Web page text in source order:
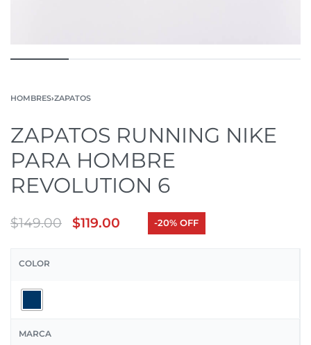
HOMBRES›ZAPATOS
ZAPATOS RUNNING NIKE
PARA HOMBRE
REVOLUTION 6
$149.00 $119.00 -20% OFF
COLOR
MARCA